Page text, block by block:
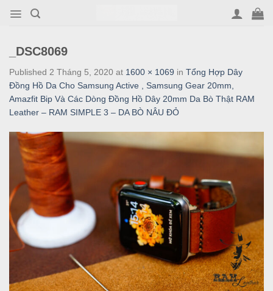
_DSC8069
Published 2 Tháng 5, 2020 at 1600 × 1069 in Tổng Hợp Dây
Đồng Hồ Da Cho Samsung Active , Samsung Gear 20mm,
Amazfit Bip Và Các Dòng Đồng Hồ Dây 20mm Da Bò Thật RAM
Leather – RAM SIMPLE 3 – DA BÒ NÂU ĐỎ